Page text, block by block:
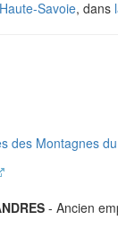
Savoie, dans
des Montagnes
- Ancien